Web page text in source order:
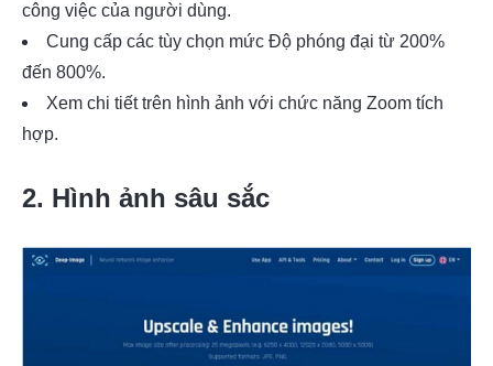
công việc của người dùng.
Cung cấp các tùy chọn mức Độ phóng đại từ 200%
đến 800%.
Xem chi tiết trên hình ảnh với chức năng Zoom tích
hợp.
2. Hình ảnh sâu sắc